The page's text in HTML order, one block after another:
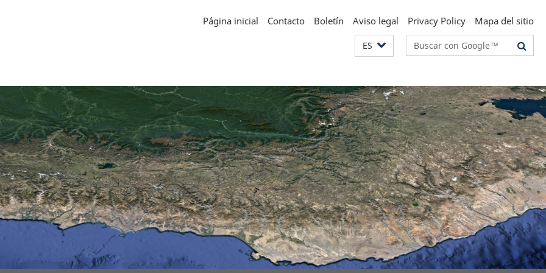
Página inicial Contacto Boletín Aviso legal Privacy Policy Mapa del sitio
ES Suchbegriffe